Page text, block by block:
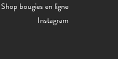
Shop bougies en ligne
Instagram